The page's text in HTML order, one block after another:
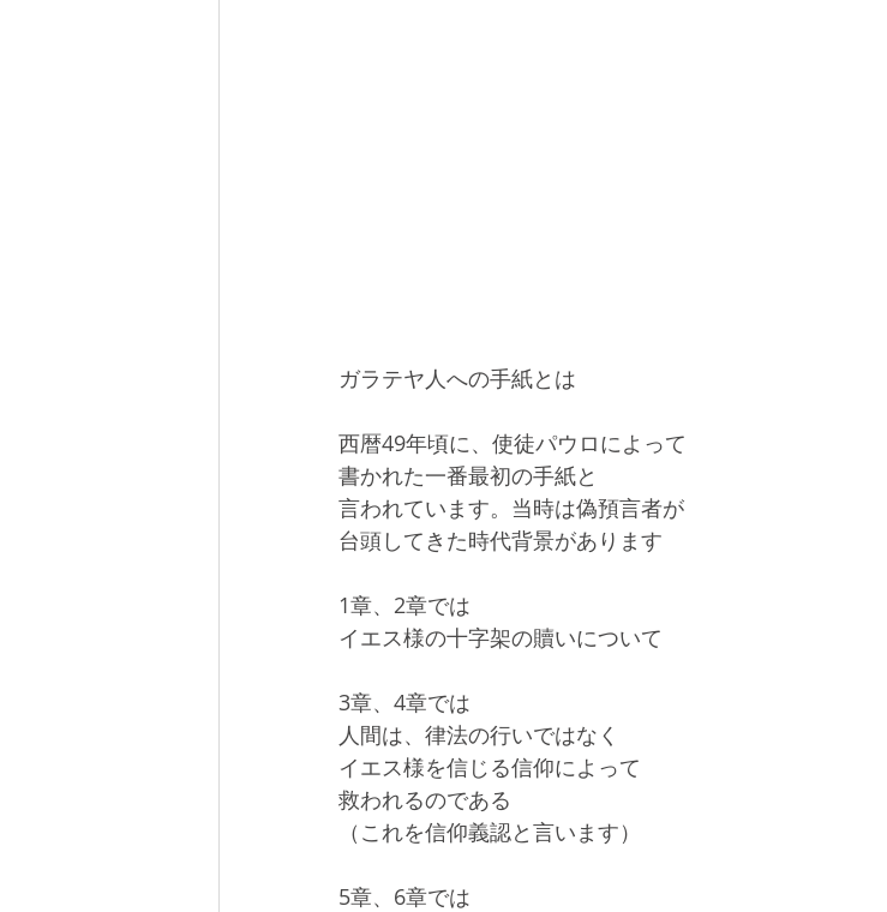
ガラテヤ人への手紙とは
西暦49年頃に、使徒パウロによって
書かれた一番最初の手紙と
言われています。当時は偽預言者が
台頭してきた時代背景があります
1章、2章では
イエス様の十字架の贖いについて
3章、4章では
人間は、律法の行いではなく
イエス様を信じる信仰によって
救われるのである
（これを信仰義認と言います）
5章、6章では